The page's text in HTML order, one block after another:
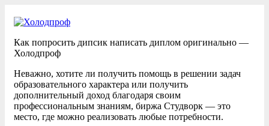
Как попросить дипсик написать диплом оригинально —
Холодпроф
Неважно, хотите ли получить помощь в решении задач
образовательного характера или получить
дополнительный доход благодаря своим
профессиональным знаниям, биржа Студворк — это
место, где можно реализовать любые потребности.